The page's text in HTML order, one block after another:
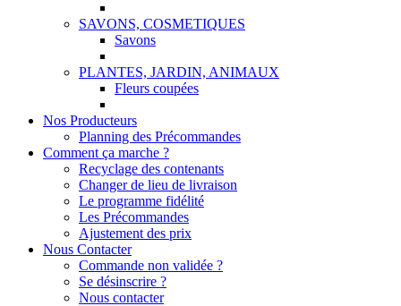
SAVONS, COSMETIQUES
Savons
PLANTES, JARDIN, ANIMAUX
Fleurs coupées
Nos Producteurs
Planning des Précommandes
Comment ça marche ?
Recyclage des contenants
Changer de lieu de livraison
Le programme fidélité
Les Précommandes
Ajustement des prix
Nous Contacter
Commande non validée ?
Se désinscrire ?
Nous contacter